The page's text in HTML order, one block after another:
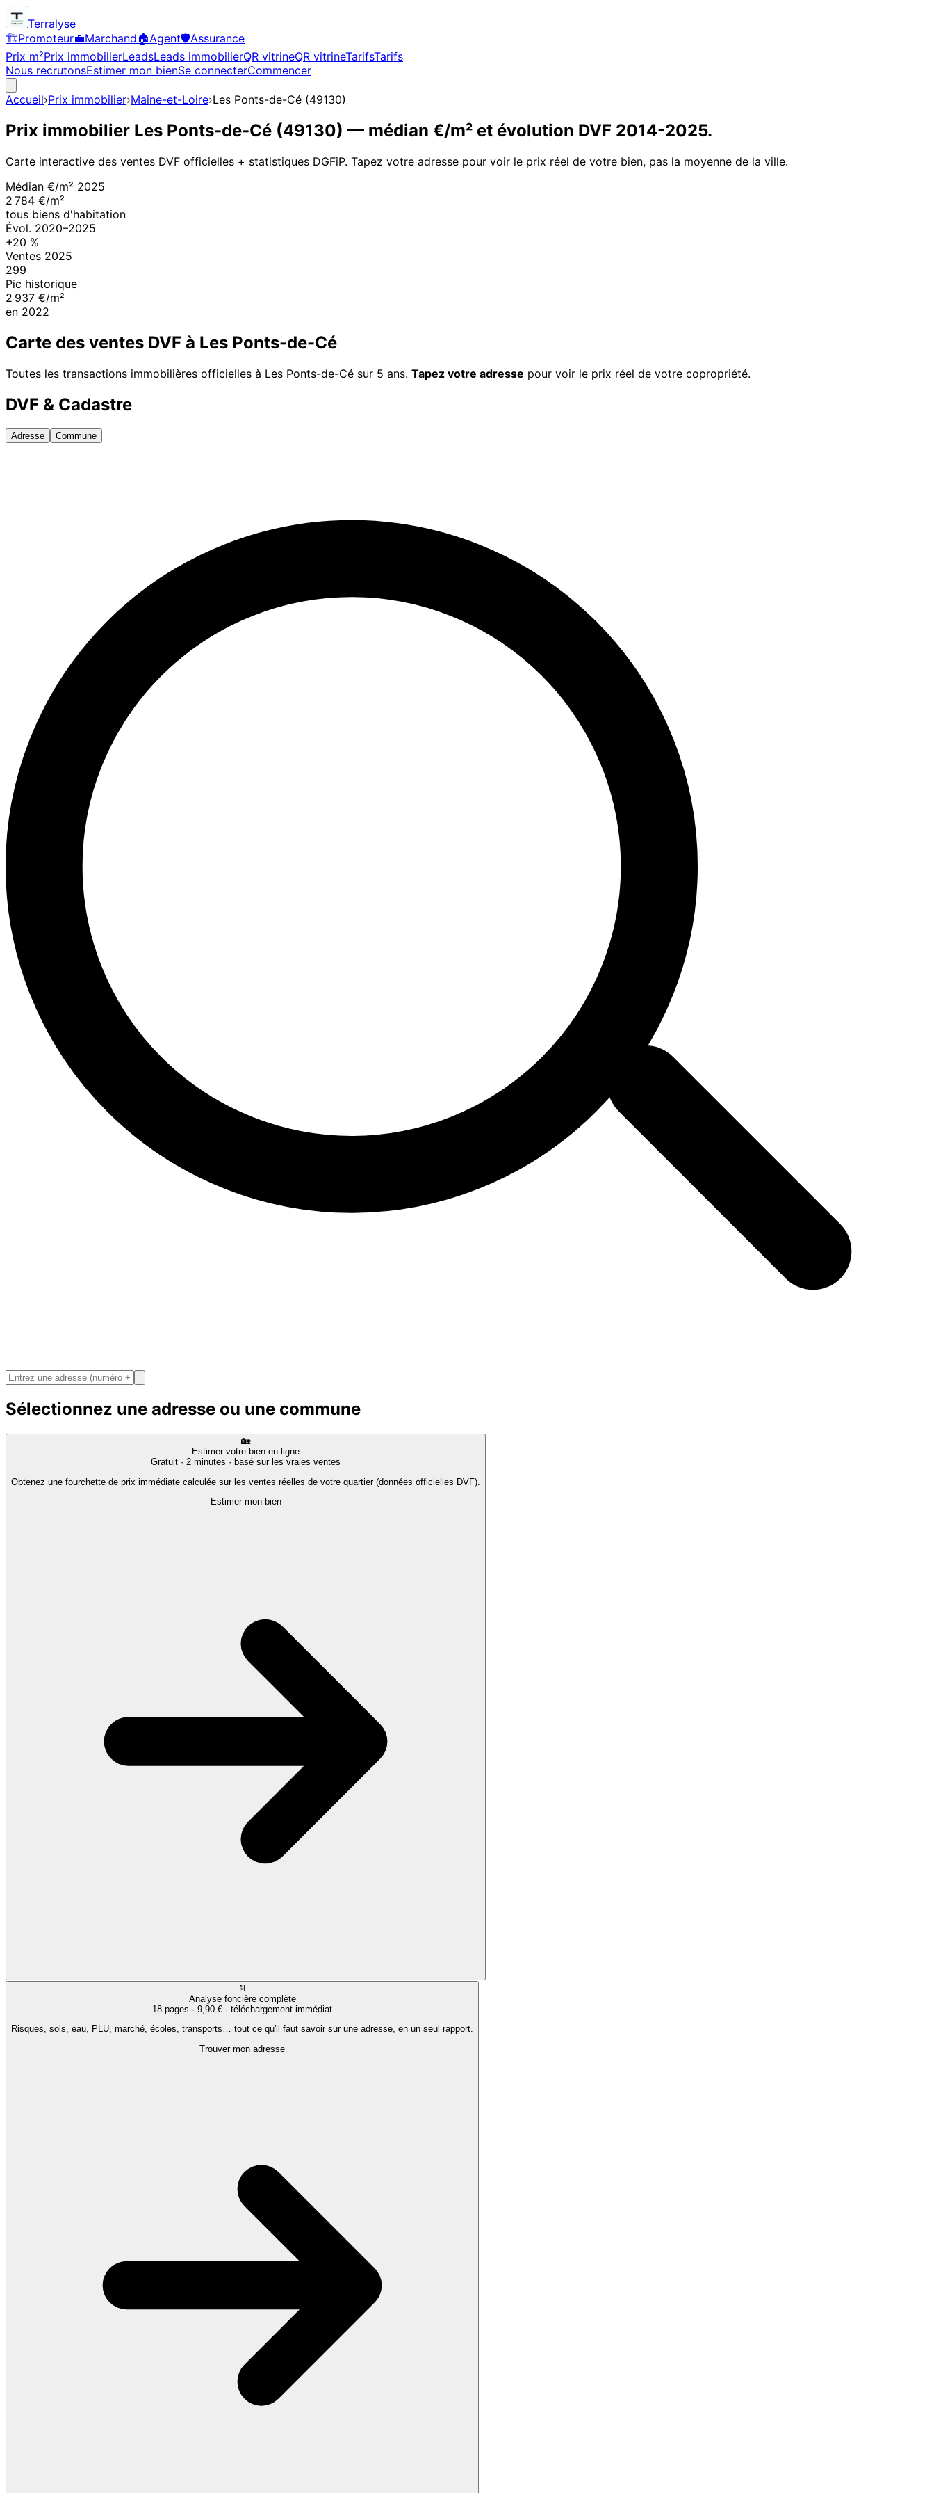
Terralyse
🏗️Promoteur💼Marchand🏠Agent🛡️Assurance
Prix m²Prix immobilierLeadsLeads immobilierQR vitrineQR vitrineTarifsTarifs
Nous recrutonsEstimer mon bienSe connecterCommencer
Accueil›Prix immobilier›Maine-et-Loire›Les Ponts-de-Cé (49130)
Prix immobilier Les Ponts-de-Cé (49130) — médian €/m² et évolution DVF 2014-2025.
Carte interactive des ventes DVF officielles + statistiques DGFiP. Tapez votre adresse pour voir le prix réel de votre bien, pas la moyenne de la ville.
Médian €/m² 2025
2 784 €/m²
tous biens d'habitation
Évol. 2020–2025
+20 %
Ventes 2025
299
Pic historique
2 937 €/m²
en 2022
Carte des ventes DVF à Les Ponts-de-Cé
Toutes les transactions immobilières officielles à Les Ponts-de-Cé sur 5 ans. Tapez votre adresse pour voir le prix réel de votre copropriété.
DVF & Cadastre
Adresse Commune
Sélectionnez une adresse ou une commune
🏡
Estimer votre bien en ligne
Gratuit · 2 minutes · basé sur les vraies ventes
Obtenez une fourchette de prix immédiate calculée sur les ventes réelles de votre quartier (données officielles DVF).
Estimer mon bien
📄
Analyse foncière complète
18 pages · 9,90 € · téléchargement immédiat
Risques, sols, eau, PLU, marché, écoles, transports… tout ce qu'il faut savoir sur une adresse, en un seul rapport.
Trouver mon adresse